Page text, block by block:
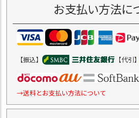
お支払い方法に
【振込】 【代引
→送料とお支払い方法について